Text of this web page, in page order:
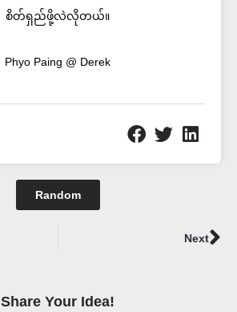
စိတ်ရှည်ဖို့လဲလိုတယ်။
Phyo Paing @ Derek
Random
Next
Share Your Idea!​